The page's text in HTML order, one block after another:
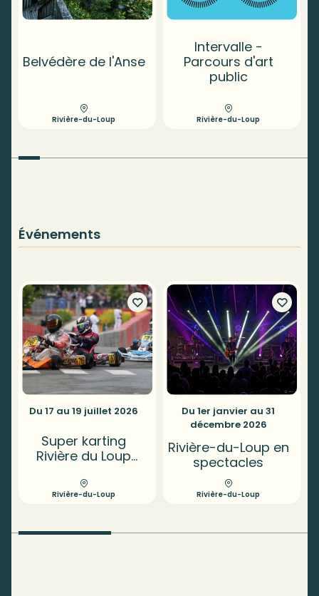
Belvédère de l'Anse
Rivière-du-Loup
Intervalle -
Parcours d'art
public
Rivière-du-Loup
Événements
Du 17 au 19 juillet 2026
Super karting
Rivière du Loup
Rivière-du-Loup
Du 1er janvier au 31
décembre 2026
Rivière-du-Loup en
spectacles
Rivière-du-Loup